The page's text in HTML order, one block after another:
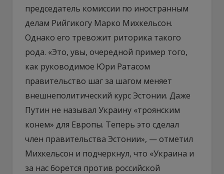
председатель комиссии по иностранным
делам Рийгикогу Марко Михкельсон.
Однако его тревожит риторика такого
рода. «Это, увы, очередной пример того,
как руководимое Юри Ратасом
правительство шаг за шагом меняет
внешнеполитический курс Эстонии. Даже
Путин не называл Украину «троянским
конем» для Европы. Теперь это сделал
член правительства Эстонии», — отметил
Михкельсон и подчеркнул, что «Украина и
за нас борется против российской